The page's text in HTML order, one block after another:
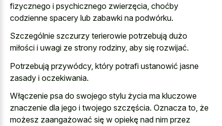
fizycznego i psychicznego zwierzęcia, choćby
codzienne spacery lub zabawki na podwórku.
Szczególnie szczurzy terierowie potrzebują dużo
miłości i uwagi ze strony rodziny, aby się rozwijać.
Potrzebują przywódcy, który potrafi ustanowić jasne
zasady i oczekiwania.
Włączenie psa do swojego stylu życia ma kluczowe
znaczenie dla jego i twojego szczęścia. Oznacza to, że
możesz zaangażować się w opiekę nad nim przez